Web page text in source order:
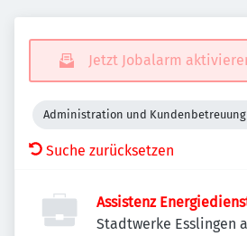
Jetzt Jobalarm
Administration und Kundenbetreuung
Suche zurücksetzen
Assistenz
Stadtwerke Esslingen